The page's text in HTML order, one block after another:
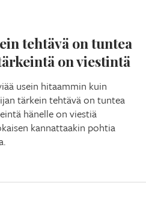
tehtävä on tuntea
on viestintä
usein hitaammin kuin
tärkein tehtävä on tuntea
hänelle on viestiä
kannattaakin pohtia